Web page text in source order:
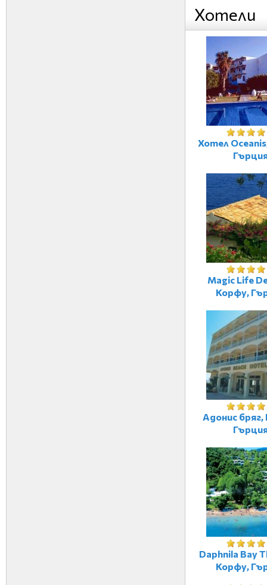
Хотели
Хотел
Magic Life
Корфу,
Адонис
Daphnila Bay
Корфу,